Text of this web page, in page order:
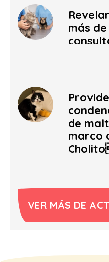
más
de
marco
VER MÁS DE